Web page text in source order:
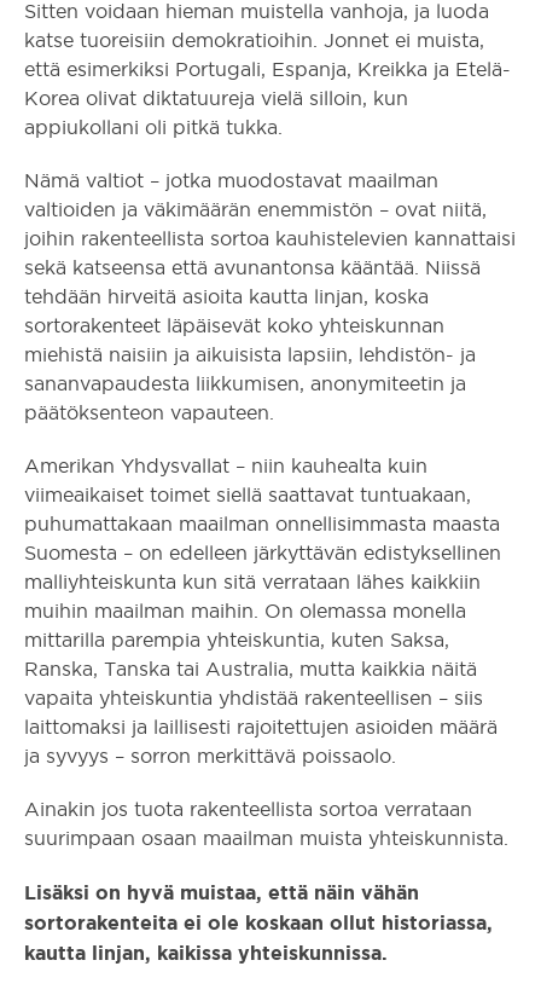
Sitten voidaan hieman muistella vanhoja, ja luoda
katse tuoreisiin demokratioihin. Jonnet ei muista,
että esimerkiksi Portugali, Espanja, Kreikka ja Etelä-
Korea olivat diktatuureja vielä silloin, kun
appiukollani oli pitkä tukka.
Nämä valtiot – jotka muodostavat maailman
valtioiden ja väkimäärän enemmistön – ovat niitä,
joihin rakenteellista sortoa kauhistelevien kannattaisi
sekä katseensa että avunantonsa kääntää. Niissä
tehdään hirveitä asioita kautta linjan, koska
sortorakenteet läpäisevät koko yhteiskunnan
miehistä naisiin ja aikuisista lapsiin, lehdistön- ja
sananvapaudesta liikkumisen, anonymiteetin ja
päätöksenteon vapauteen.
Amerikan Yhdysvallat – niin kauhealta kuin
viimeaikaiset toimet siellä saattavat tuntuakaan,
puhumattakaan maailman onnellisimmasta maasta
Suomesta – on edelleen järkyttävän edistyksellinen
malliyhteiskunta kun sitä verrataan lähes kaikkiin
muihin maailman maihin. On olemassa monella
mittarilla parempia yhteiskuntia, kuten Saksa,
Ranska, Tanska tai Australia, mutta kaikkia näitä
vapaita yhteiskuntia yhdistää rakenteellisen – siis
laittomaksi ja laillisesti rajoitettujen asioiden määrä
ja syvyys – sorron merkittävä poissaolo.
Ainakin jos tuota rakenteellista sortoa verrataan
suurimpaan osaan maailman muista yhteiskunnista.
Lisäksi on hyvä muistaa, että näin vähän
sortorakenteita ei ole koskaan ollut historiassa,
kautta linjan, kaikissa yhteiskunnissa.